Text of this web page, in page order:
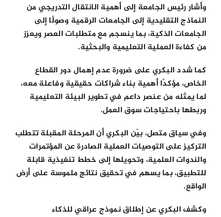
وأشار رئيس الجامعة إلى أهمية الانتقال التدريجي من
النماذج التقليدية إلى الجامعات الرقمية وصولًا إلى
الجامعات الذكية، بما ينسجم مع متطلبات العصر ويعزز
من كفاءة العملية التعليمية والبحثية.
كما شدد البكري على ضرورة عدم إهمال دور القطاع
الخاص، مؤكدًا أهمية بناء شراكات حقيقية وفاعلة معه،
لما يمثله من عنصر داعم في تطوير البيئة التعليمية
وربطها باحتياجات سوق العمل.
وفي سياق متصل، بيّن البكري أن المرحلة المقبلة تتطلب
التركيز على التوصيات العملية الصادرة عن المؤتمرات
والندوات العلمية، وتحويلها إلى خطط تنفيذية قابلة
للتطبيق، بما يسهم في تحقيق نتائج ملموسة على أرض
الواقع.
وكشف البكري عن إطلاق نموذج عراقي للذكاء